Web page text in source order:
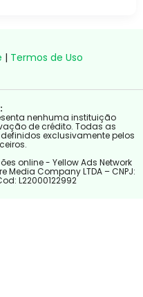
| Termos de Uso
nenhuma instituição
de crédito. Todas as
exclusivamente pelos
online - Yellow Ads Network
Media Company LTDA – CNPJ:
L22000122992